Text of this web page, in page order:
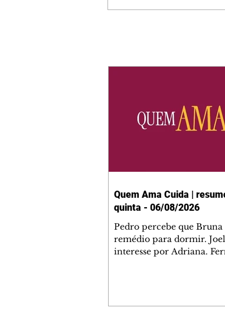
Quem Ama Cuida |
quinta - 06/08/2026
Pedro percebe que
remédio para dormir.
interesse por Adriana.